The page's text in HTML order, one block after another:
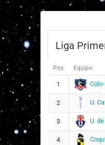
Liga
Pos Equipo
1
2 U.
3 U.
4